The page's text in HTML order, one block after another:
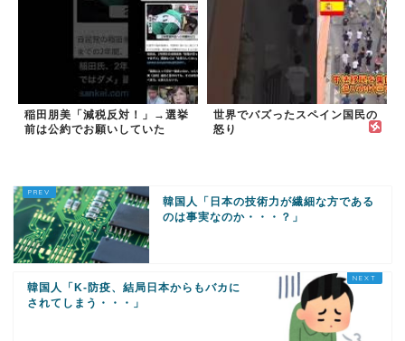
稲田朋美「減税反対！」→選挙
前は公約でお願いしていた
世界でバズったスペイン国民の
怒り
韓国人「日本の技術力が繊細な方である
のは事実なのか・・・？」
韓国人「K-防疫、結局日本からもバカに
されてしまう・・・」